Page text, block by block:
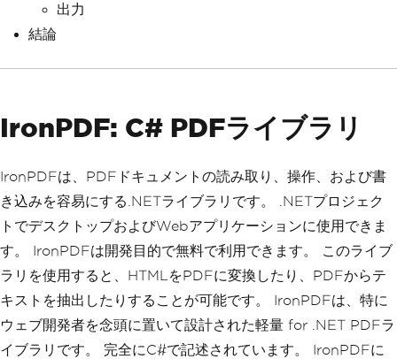
出力
結論
IronPDF: C# PDFライブラリ
IronPDFは、PDFドキュメントの読み取り、操作、および書
き込みを容易にする.NETライブラリです。 .NETプロジェク
トでデスクトップおよびWebアプリケーションに使用できま
す。 IronPDFは開発目的で無料で利用できます。 このライブ
ラリを使用すると、HTMLをPDFに変換したり、PDFからテ
キストを抽出したりすることが可能です。 IronPDFは、特に
ウェブ開発者を念頭に置いて設計された軽量 for .NET PDFラ
イブラリです。 完全にC#で記述されています。 IronPDFに